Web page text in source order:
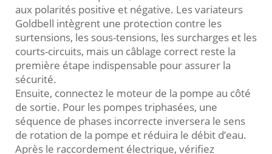
aux polarités positive et négative. Les variateurs
Goldbell intègrent une protection contre les
surtensions, les sous-tensions, les surcharges et les
courts-circuits, mais un câblage correct reste la
première étape indispensable pour assurer la
sécurité.
Ensuite, connectez le moteur de la pompe au côté
de sortie. Pour les pompes triphasées, une
séquence de phases incorrecte inversera le sens
de rotation de la pompe et réduira le débit d’eau.
Après le raccordement électrique, vérifiez